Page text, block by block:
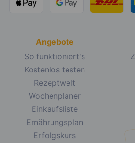
Angebote
So funktioniert's
Kostenlos testen
Rezeptwelt
Wochenplaner
Einkaufsliste
Ernährungsplan
Erfolgskurs